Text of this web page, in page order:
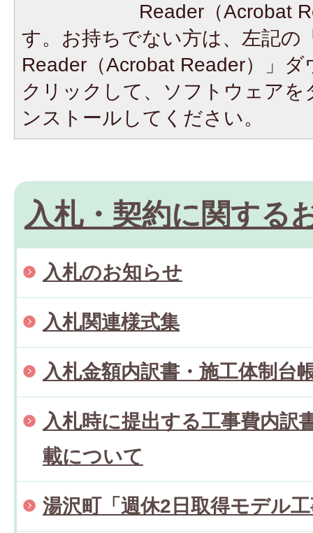
Reader（Acrobat
す。お持ちでない方は、左記の
Reader（Acrobat Reader）」
クリックして、ソフトウェア
ンストールしてください。
入札・契約に関する
入札のお知らせ
入札関連様式集
入札金額内訳書・施工体制台
入札時に提出する工事費内訳
載について
湯沢町「週休2日取得モデル